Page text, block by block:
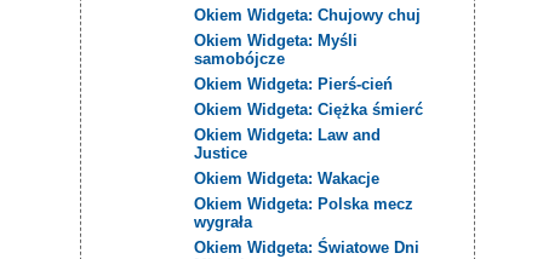
Okiem Widgeta: Chujowy chuj
Okiem Widgeta: Myśli
samobójcze
Okiem Widgeta: Pierś-cień
Okiem Widgeta: Ciężka śmierć
Okiem Widgeta: Law and
Justice
Okiem Widgeta: Wakacje
Okiem Widgeta: Polska mecz
wygrała
Okiem Widgeta: Światowe Dni